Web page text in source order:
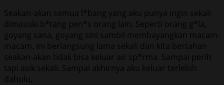
Seakan-akan semua l*bang yang aku punya ingin sekali
dimasuki b*tang pen*s orang lain. Seperti orang g*la,
goyang sana, goyang sini sambil membayangkan macam-
macam. Ini berlangsung lama sekali dan kita bertahan
seakan-akan tidak bisa keluar air sp*rma. Sampai perih
tapi asik sekali. Sampai akhirnya aku keluar terlebih
dahulu,